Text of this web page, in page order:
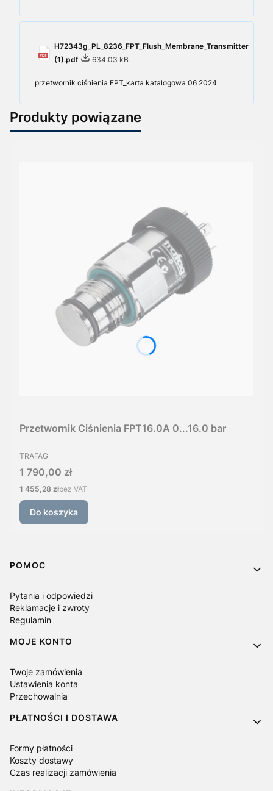
H72343g_PL_8236_FPT_Flush_Membrane_Transmitter
(1).pdf
634.03 kB
przetwornik ciśnienia FPT_karta katalogowa 06 2024
Produkty powiązane
Przetwornik Ciśnienia FPT16.0A 0...16.0 bar
PRODUCENT
TRAFAG
Cena
1 790,00 zł
Cena
1 455,28 złbez VAT
Do koszyka
Linki w stopce
POMOC
Pytania i odpowiedzi
Reklamacje i zwroty
Regulamin
MOJE KONTO
Twoje zamówienia
Ustawienia konta
Przechowalnia
PŁATNOŚCI I DOSTAWA
Formy płatności
Koszty dostawy
Czas realizacji zamówienia